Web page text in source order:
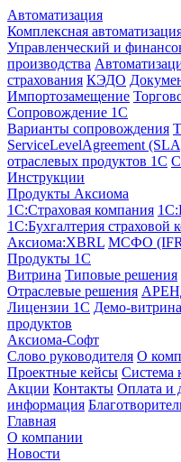
Автоматизация
Комплексная
Управленческий и
производства
страхования КЭДО
Импортозамещение
Сопровождение 1С
Варианты сопровождения
ServiceLevelAgreement
отраслевых продуктов 1С
Инструкции
Продукты Аксиома
1С:Страховая компания
1С:Бухгалтерия страховой
Аксиома:XBRL МСФО
Продукты 1С
Витрина Типовые решения
Отраслевые решения
Лицензии 1C Демо-витрина
продуктов
Аксиома-Софт
Слово руководителя О
Проектные кейсы Система
Акции Контакты Оплата и
информация
Главная
О компании
Новости